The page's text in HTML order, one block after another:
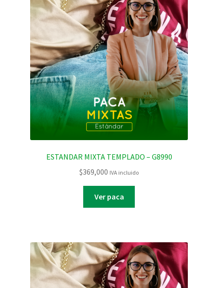
ESTANDAR MIXTA TEMPLADO – G8990
$369,000 IVA incluido
Ver paca